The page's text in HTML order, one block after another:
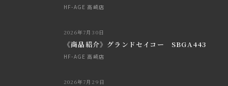
HF-AGE 高崎店
2026年7月30日
《商品紹介》グランドセイコー SBGA443
HF-AGE 高崎店
2026年7月29日